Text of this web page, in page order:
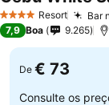
4 EstrelasResort Bar
7,9 Boa 9.265
De € 73
Consulte os